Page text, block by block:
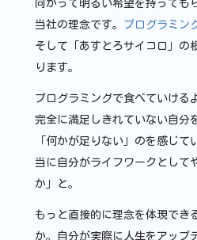
向かって明るい希望を持っても
当社の理念です。 プログラミン
そして「あすとろサイコロ」の
ります。
プログラミングで食べていける
完全に満足しきれていない自分
「何かが足りない」のを感じて
当に自分がライフワークとして
か」と。
もっと直接的に理念を体現でき
か。自分が実際に人生をアップ